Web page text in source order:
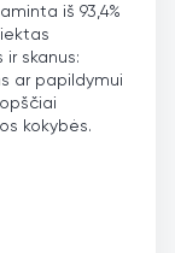
iš 93,4%
ir skanus:
ar papildymui
kokybės.